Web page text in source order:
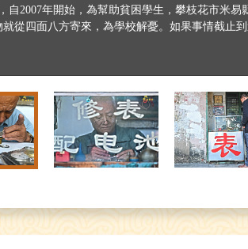
自2007年開始，為幫助貧困學生，攀枝花市米
從四面八方寄來，為學校解憂。如果事情截止